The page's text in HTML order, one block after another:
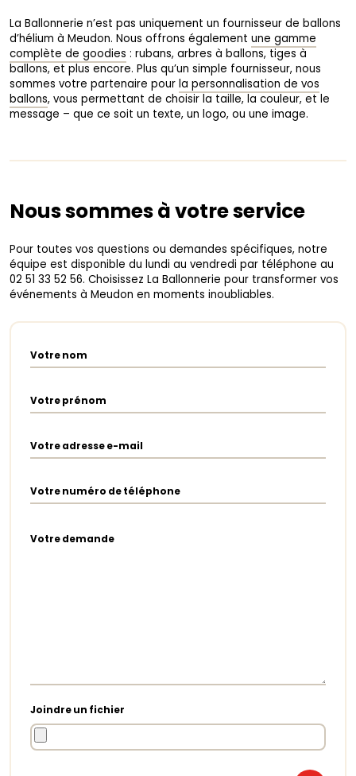
La Ballonnerie n’est pas uniquement un fournisseur de ballons
d’hélium à Meudon. Nous offrons également une gamme
complète de goodies : rubans, arbres à ballons, tiges à
ballons, et plus encore. Plus qu’un simple fournisseur, nous
sommes votre partenaire pour la personnalisation de vos
ballons, vous permettant de choisir la taille, la couleur, et le
message – que ce soit un texte, un logo, ou une image.
Nous sommes à votre service
Pour toutes vos questions ou demandes spécifiques, notre
équipe est disponible du lundi au vendredi par téléphone au
02 51 33 52 56. Choisissez La Ballonnerie pour transformer vos
événements à Meudon en moments inoubliables.
Votre nom
Votre prénom
Votre adresse e-mail
Votre numéro de téléphone
Votre demande
Joindre un fichier